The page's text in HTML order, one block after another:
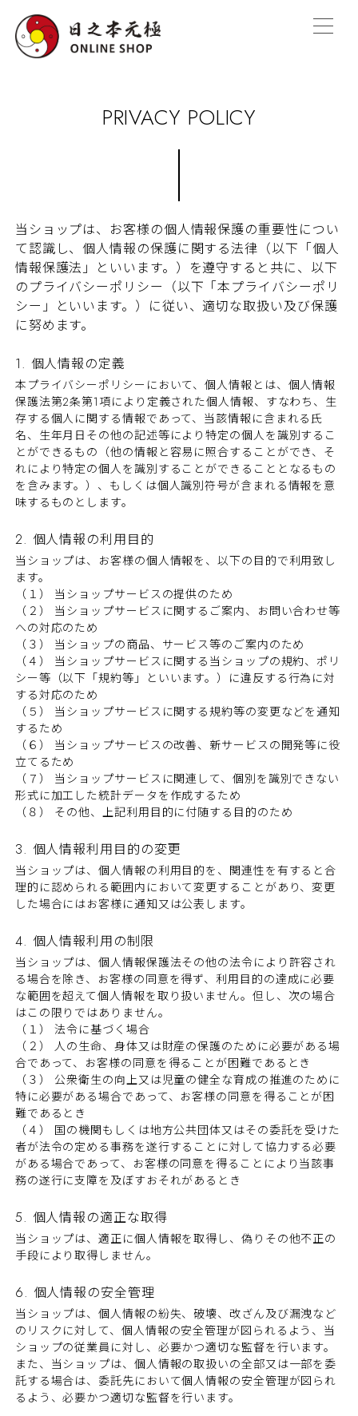
PRIVACY POLICY
当ショップは、お客様の個人情報保護の重要性につい
て認識し、個人情報の保護に関する法律（以下「個人
情報保護法」といいます。）を遵守すると共に、以下
のプライバシーポリシー（以下「本プライバシーポリ
シー」といいます。）に従い、適切な取扱い及び保護
に努めます。
1. 個人情報の定義
本プライバシーポリシーにおいて、個人情報とは、個人情報
保護法第2条第1項により定義された個人情報、すなわち、生
存する個人に関する情報であって、当該情報に含まれる氏
名、生年月日その他の記述等により特定の個人を識別するこ
とができるもの（他の情報と容易に照合することができ、そ
れにより特定の個人を識別することができることとなるもの
を含みます。）、もしくは個人識別符号が含まれる情報を意
味するものとします。
2. 個人情報の利用目的
当ショップは、お客様の個人情報を、以下の目的で利用致し
ます。
（１） 当ショップサービスの提供のため
（２） 当ショップサービスに関するご案内、お問い合わせ等
への対応のため
（３） 当ショップの商品、サービス等のご案内のため
（４） 当ショップサービスに関する当ショップの規約、ポリ
シー等（以下「規約等」といいます。）に違反する行為に対
する対応のため
（５） 当ショップサービスに関する規約等の変更などを通知
するため
（６） 当ショップサービスの改善、新サービスの開発等に役
立てるため
（７） 当ショップサービスに関連して、個別を識別できない
形式に加工した統計データを作成するため
（８） その他、上記利用目的に付随する目的のため
3. 個人情報利用目的の変更
当ショップは、個人情報の利用目的を、関連性を有すると合
理的に認められる範囲内において変更することがあり、変更
した場合にはお客様に通知又は公表します。
4. 個人情報利用の制限
当ショップは、個人情報保護法その他の法令により許容され
る場合を除き、お客様の同意を得ず、利用目的の達成に必要
な範囲を超えて個人情報を取り扱いません。但し、次の場合
はこの限りではありません。
（１） 法令に基づく場合
（２） 人の生命、身体又は財産の保護のために必要がある場
合であって、お客様の同意を得ることが困難であるとき
（３） 公衆衛生の向上又は児童の健全な育成の推進のために
特に必要がある場合であって、お客様の同意を得ることが困
難であるとき
（４） 国の機関もしくは地方公共団体又はその委託を受けた
者が法令の定める事務を遂行することに対して協力する必要
がある場合であって、お客様の同意を得ることにより当該事
務の遂行に支障を及ぼすおそれがあるとき
5. 個人情報の適正な取得
当ショップは、適正に個人情報を取得し、偽りその他不正の
手段により取得しません。
6. 個人情報の安全管理
当ショップは、個人情報の紛失、破壊、改ざん及び漏洩など
のリスクに対して、個人情報の安全管理が図られるよう、当
ショップの従業員に対し、必要かつ適切な監督を行います。
また、当ショップは、個人情報の取扱いの全部又は一部を委
託する場合は、委託先において個人情報の安全管理が図られ
るよう、必要かつ適切な監督を行います。